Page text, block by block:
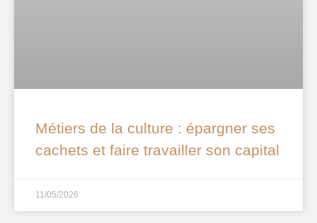
Métiers de la culture : épargner ses
cachets et faire travailler son capital
11/05/2026